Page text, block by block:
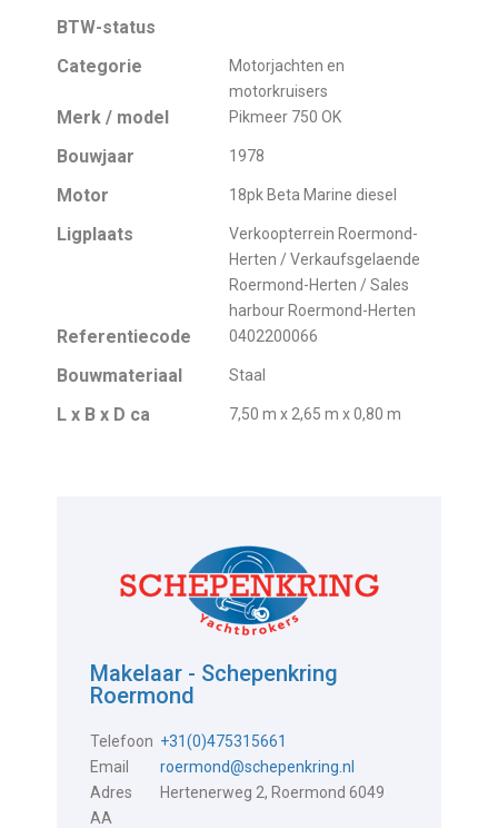
BTW-status
Categorie
Motorjachten en
motorkruisers
Merk / model Pikmeer 750 OK
Bouwjaar 1978
Motor 18pk Beta Marine diesel
Ligplaats
Verkoopterrein Roermond-
Herten / Verkaufsgelaende
Roermond-Herten / Sales
harbour Roermond-Herten
Referentiecode 0402200066
Bouwmateriaal Staal
L x B x D ca 7,50 m x 2,65 m x 0,80 m
Makelaar - Schepenkring
Roermond
Telefoon +31(0)475315661
Email
roermond@schepenkring.nl
Adres
Hertenerweg 2, Roermond 6049
AA